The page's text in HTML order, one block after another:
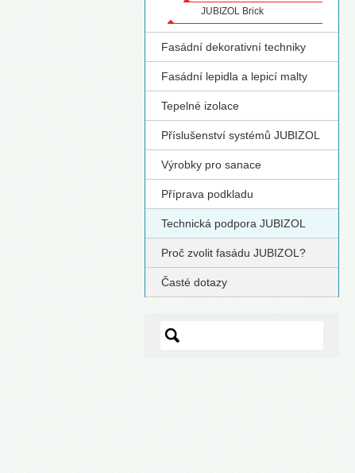
JUBIZOL Brick
Fasádní dekorativní techniky
Fasádní lepidla a lepicí malty
Tepelné izolace
Příslušenství systémů JUBIZOL
Výrobky pro sanace
Příprava podkladu
Technická podpora JUBIZOL
Proč zvolit fasádu JUBIZOL?
Časté dotazy